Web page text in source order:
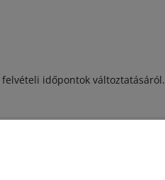
időpontok változtatásáról.